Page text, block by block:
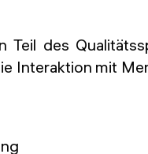
Teil des
Interaktion mit